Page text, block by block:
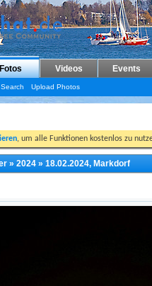
Fotos
Search Upload Photos
Videos Events
, um alle Funktionen kostenlos zu
» 2024 » 18.02.2024, Markdorf